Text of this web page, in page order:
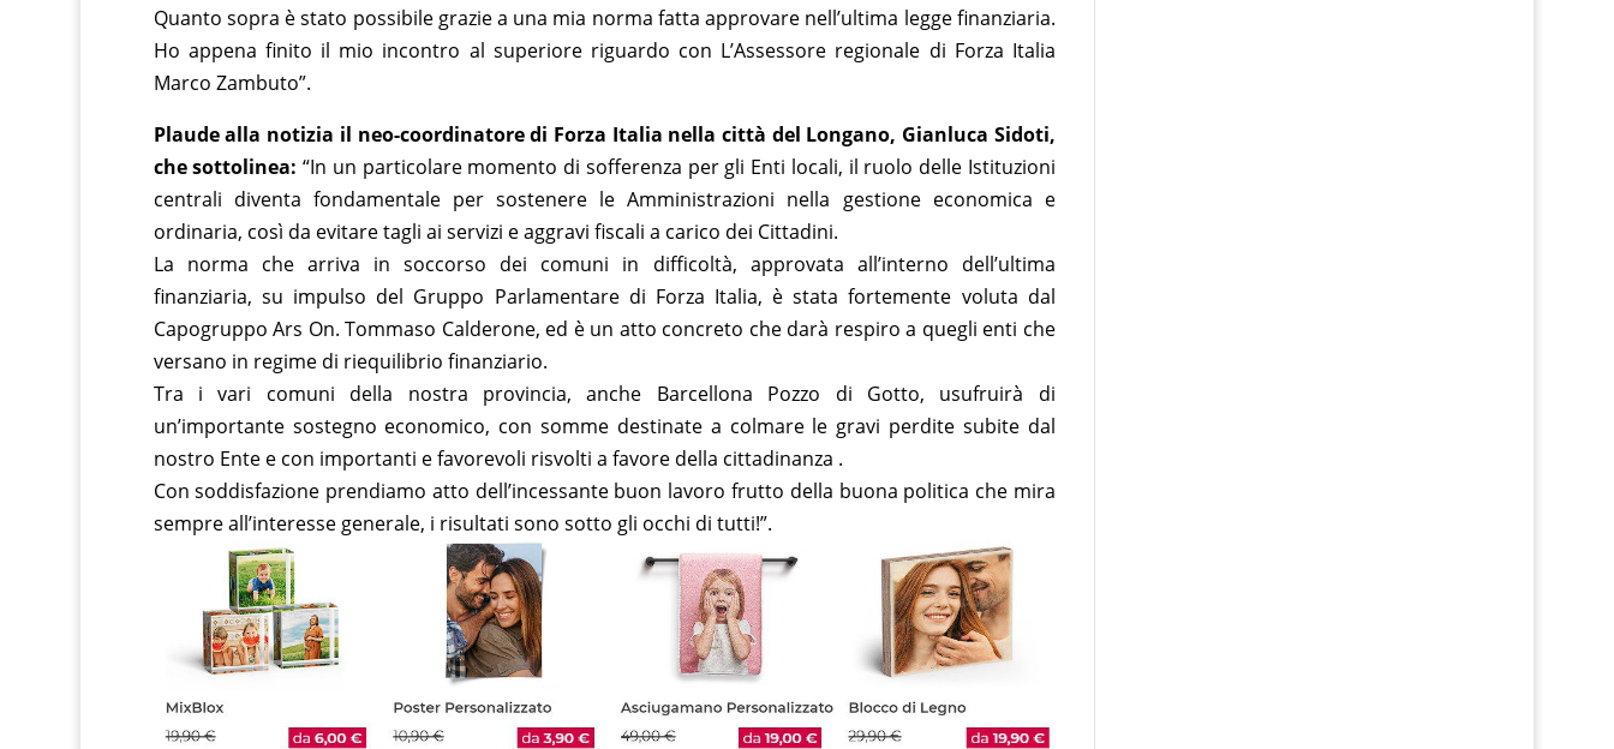
Quanto sopra è stato possibile grazie a una mia norma fatta approvare nell’ultima legge finanziaria.
Ho appena finito il mio incontro al superiore riguardo con L’Assessore regionale di Forza Italia
Marco Zambuto”.
Plaude alla notizia il neo-coordinatore di Forza Italia nella città del Longano, Gianluca Sidoti,
che sottolinea: “In un particolare momento di sofferenza per gli Enti locali, il ruolo delle Istituzioni
centrali diventa fondamentale per sostenere le Amministrazioni nella gestione economica e
ordinaria, così da evitare tagli ai servizi e aggravi fiscali a carico dei Cittadini.
La norma che arriva in soccorso dei comuni in difficoltà, approvata all’interno dell’ultima
finanziaria, su impulso del Gruppo Parlamentare di Forza Italia, è stata fortemente voluta dal
Capogruppo Ars On. Tommaso Calderone, ed è un atto concreto che darà respiro a quegli enti che
versano in regime di riequilibrio finanziario.
Tra i vari comuni della nostra provincia, anche Barcellona Pozzo di Gotto, usufruirà di
un’importante sostegno economico, con somme destinate a colmare le gravi perdite subite dal
nostro Ente e con importanti e favorevoli risvolti a favore della cittadinanza .
Con soddisfazione prendiamo atto dell’incessante buon lavoro frutto della buona politica che mira
sempre all’interesse generale, i risultati sono sotto gli occhi di tutti!”.